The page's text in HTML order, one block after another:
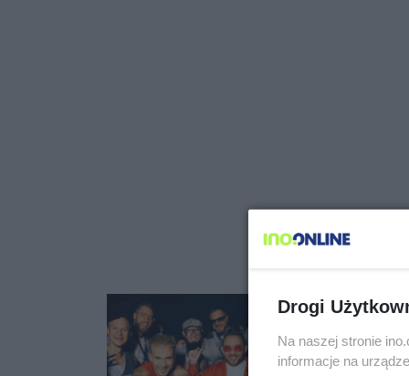
Drogi
Na naszej stronie
informacje na